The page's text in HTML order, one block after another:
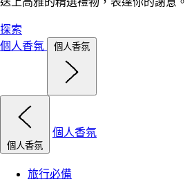
探索
個人香氛
個人香氛
個人香氛
個人香氛
旅行必備